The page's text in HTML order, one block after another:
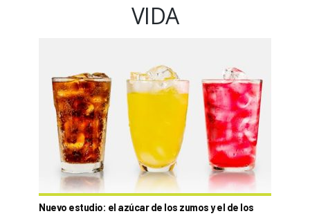
VIDA
Nuevo estudio: el azúcar de los zumos y el de los